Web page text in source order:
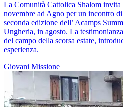
La Comunità Cattolica Shalom invita
novembre ad Agno per un incontro
seconda edizione dell’ Acamps
Ungheria, in agosto. La
del campo della scorsa estate,
esperienza.
Giovani Missione